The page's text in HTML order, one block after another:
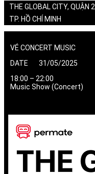
THE GLOBAL CITY, QUẬN
TP. HỒ CHÍ MINH
VÉ CONCERT MUSIC
DATE 31/05/2025
18:00 – 22:00
Music Show (Concert)